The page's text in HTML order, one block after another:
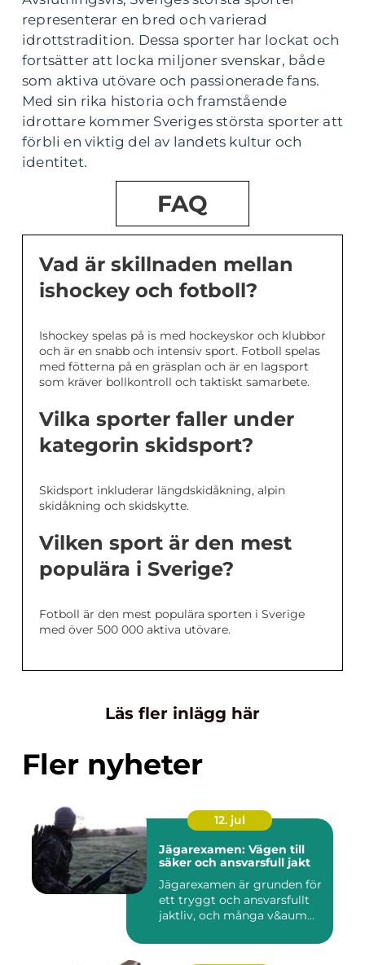
representerar en bred och varierad
idrottstradition. Dessa sporter har lockat och
fortsätter att locka miljoner svenskar, både
som aktiva utövare och passionerade fans.
Med sin rika historia och framstående
idrottare kommer Sveriges största sporter att
förbli en viktig del av landets kultur och
identitet.
FAQ
Vad är skillnaden mellan
ishockey och fotboll?
Ishockey spelas på is med hockeyskor och klubbor
och är en snabb och intensiv sport. Fotboll spelas
med fötterna på en gräsplan och är en lagsport
som kräver bollkontroll och taktiskt samarbete.
Vilka sporter faller under
kategorin skidsport?
Skidsport inkluderar längdskidåkning, alpin
skidåkning och skidskytte.
Vilken sport är den mest
populära i Sverige?
Fotboll är den mest populära sporten i Sverige
med över 500 000 aktiva utövare.
Läs fler inlägg här
Fler nyheter
12. jul
Jägarexamen: Vägen till
säker och ansvarsfull jakt
Jägarexamen är grunden för
ett tryggt och ansvarsfullt
jaktliv, och många v&aum...